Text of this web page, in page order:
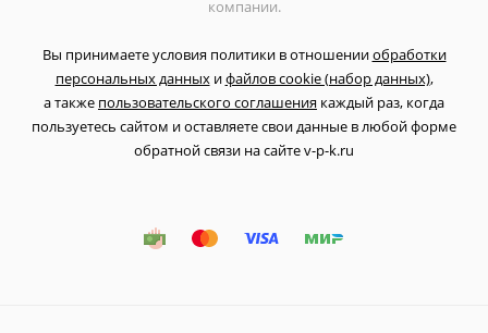
компании.
Вы принимаете условия политики в отношенииобработки
персональных данныхифайлов cookie (набор данных),
а также пользовательского соглашения каждый раз, когда
пользуетесь сайтом и оставляете свои данные в любой форме
обратной связи на сайте v-p-k.ru